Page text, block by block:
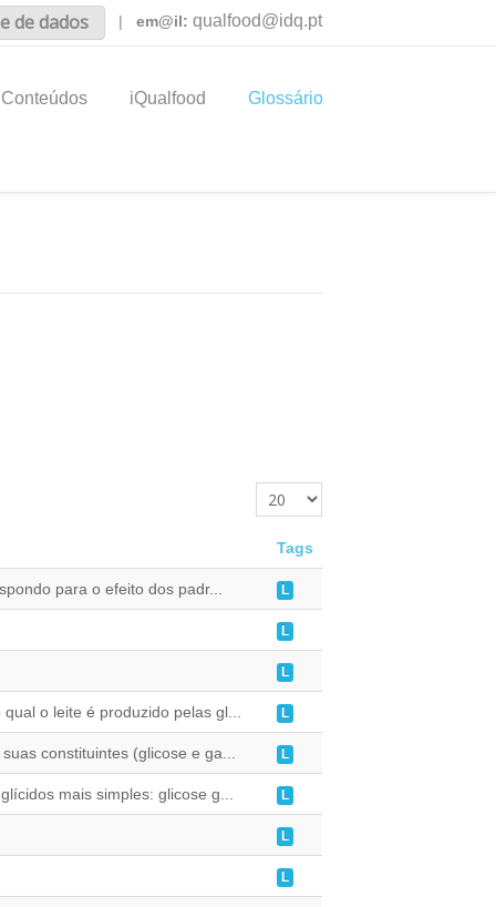
de dados | em@il: qualfood@idq.pt
Conteúdos iQualfood Glossário
Tags
para o efeito dos padr... L
L
L
o leite é produzido pelas gl... L
constituintes (glicose e ga... L
mais simples: glicose g... L
L
L